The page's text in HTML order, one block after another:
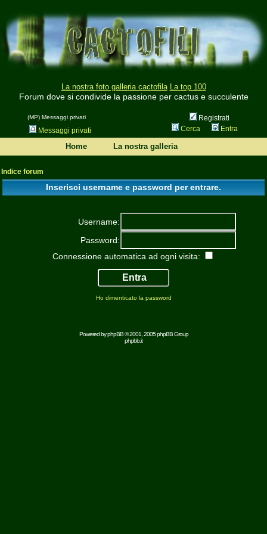
La nostra foto galleria cactofila La top 100
Forum dove si condivide la passione per cactus e succulente
(MP) Messaggi privati
Registrati
Messaggi privati
Cerca Entra
Home La nostra galleria
Indice forum
Inserisci username e password per entrare.
Username:
Password:
Connessione automatica ad ogni visita:
Ho dimenticato la password
Powered byphpBB© 2001, 2005 phpBB Group
phpbb.it